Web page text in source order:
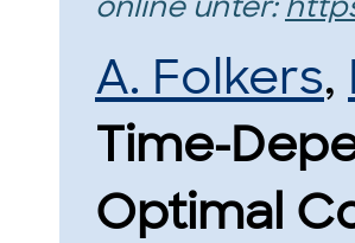
A. Folkers,
Time-
Optimal